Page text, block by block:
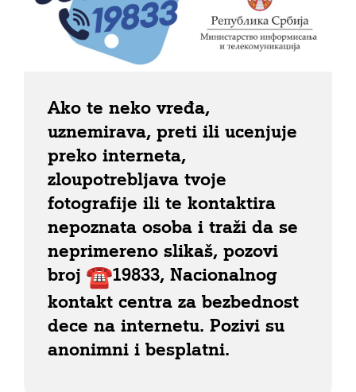
Ako te neko vređa,
uznemirava, preti ili ucenjuje
preko interneta,
zloupotrebljava tvoje
fotografije ili te kontaktira
nepoznata osoba i traži da se
neprimereno slikaš, pozovi
broj
19833, Nacionalnog
kontakt centra za bezbednost
dece na internetu. Pozivi su
anonimni i besplatni.